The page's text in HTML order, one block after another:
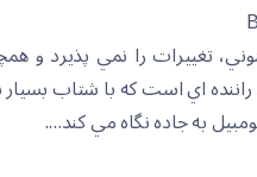
تغييرات را نمي پذيرد و
اي است که با شتاب بسيار
به جاده نگاه مي کند….